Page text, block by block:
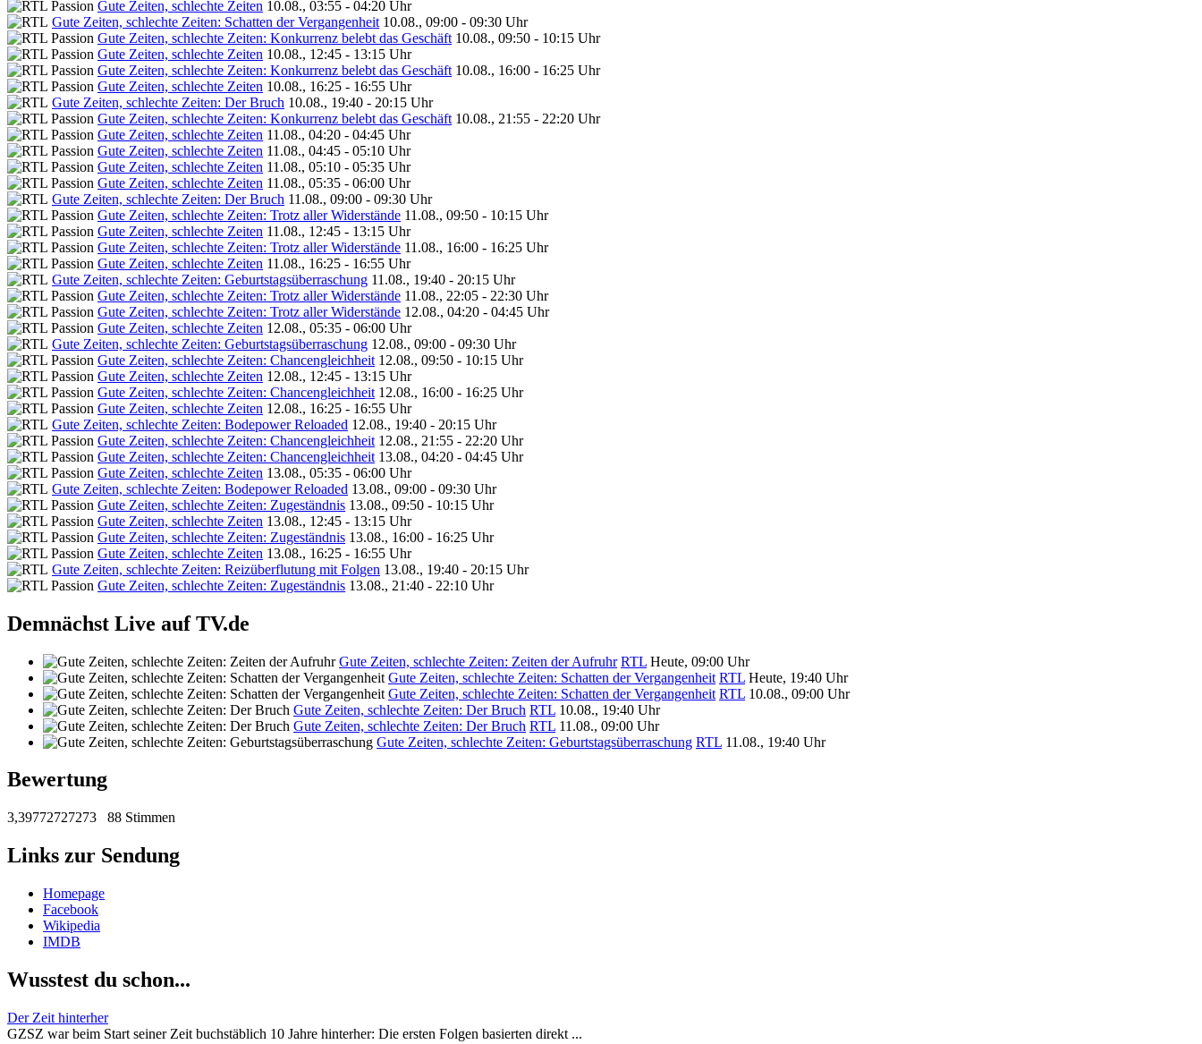
Gute Zeiten, schlechte Zeiten 10.08., 03:55 - 04:20 Uhr
Gute Zeiten, schlechte Zeiten: Schatten der Vergangenheit 10.08., 09:00 - 09:30 Uhr
Gute Zeiten, schlechte Zeiten: Konkurrenz belebt das Geschäft 10.08., 09:50 - 10:15 Uhr
Gute Zeiten, schlechte Zeiten 10.08., 12:45 - 13:15 Uhr
Gute Zeiten, schlechte Zeiten: Konkurrenz belebt das Geschäft 10.08., 16:00 - 16:25 Uhr
Gute Zeiten, schlechte Zeiten 10.08., 16:25 - 16:55 Uhr
Gute Zeiten, schlechte Zeiten: Der Bruch 10.08., 19:40 - 20:15 Uhr
Gute Zeiten, schlechte Zeiten: Konkurrenz belebt das Geschäft 10.08., 21:55 - 22:20 Uhr
Gute Zeiten, schlechte Zeiten 11.08., 04:20 - 04:45 Uhr
Gute Zeiten, schlechte Zeiten 11.08., 04:45 - 05:10 Uhr
Gute Zeiten, schlechte Zeiten 11.08., 05:10 - 05:35 Uhr
Gute Zeiten, schlechte Zeiten 11.08., 05:35 - 06:00 Uhr
Gute Zeiten, schlechte Zeiten: Der Bruch 11.08., 09:00 - 09:30 Uhr
Gute Zeiten, schlechte Zeiten: Trotz aller Widerstände 11.08., 09:50 - 10:15 Uhr
Gute Zeiten, schlechte Zeiten 11.08., 12:45 - 13:15 Uhr
Gute Zeiten, schlechte Zeiten: Trotz aller Widerstände 11.08., 16:00 - 16:25 Uhr
Gute Zeiten, schlechte Zeiten 11.08., 16:25 - 16:55 Uhr
Gute Zeiten, schlechte Zeiten: Geburtstagsüberraschung 11.08., 19:40 - 20:15 Uhr
Gute Zeiten, schlechte Zeiten: Trotz aller Widerstände 11.08., 22:05 - 22:30 Uhr
Gute Zeiten, schlechte Zeiten: Trotz aller Widerstände 12.08., 04:20 - 04:45 Uhr
Gute Zeiten, schlechte Zeiten 12.08., 05:35 - 06:00 Uhr
Gute Zeiten, schlechte Zeiten: Geburtstagsüberraschung 12.08., 09:00 - 09:30 Uhr
Gute Zeiten, schlechte Zeiten: Chancengleichheit 12.08., 09:50 - 10:15 Uhr
Gute Zeiten, schlechte Zeiten 12.08., 12:45 - 13:15 Uhr
Gute Zeiten, schlechte Zeiten: Chancengleichheit 12.08., 16:00 - 16:25 Uhr
Gute Zeiten, schlechte Zeiten 12.08., 16:25 - 16:55 Uhr
Gute Zeiten, schlechte Zeiten: Bodepower Reloaded 12.08., 19:40 - 20:15 Uhr
Gute Zeiten, schlechte Zeiten: Chancengleichheit 12.08., 21:55 - 22:20 Uhr
Gute Zeiten, schlechte Zeiten: Chancengleichheit 13.08., 04:20 - 04:45 Uhr
Gute Zeiten, schlechte Zeiten 13.08., 05:35 - 06:00 Uhr
Gute Zeiten, schlechte Zeiten: Bodepower Reloaded 13.08., 09:00 - 09:30 Uhr
Gute Zeiten, schlechte Zeiten: Zugeständnis 13.08., 09:50 - 10:15 Uhr
Gute Zeiten, schlechte Zeiten 13.08., 12:45 - 13:15 Uhr
Gute Zeiten, schlechte Zeiten: Zugeständnis 13.08., 16:00 - 16:25 Uhr
Gute Zeiten, schlechte Zeiten 13.08., 16:25 - 16:55 Uhr
Gute Zeiten, schlechte Zeiten: Reizüberflutung mit Folgen 13.08., 19:40 - 20:15 Uhr
Gute Zeiten, schlechte Zeiten: Zugeständnis 13.08., 21:40 - 22:10 Uhr
Demnächst Live auf TV.de
Gute Zeiten, schlechte Zeiten: Zeiten der Aufruhr RTL Heute, 09:00 Uhr
Gute Zeiten, schlechte Zeiten: Schatten der Vergangenheit RTL Heute, 19:40 Uhr
Gute Zeiten, schlechte Zeiten: Schatten der Vergangenheit RTL 10.08., 09:00 Uhr
Gute Zeiten, schlechte Zeiten: Der Bruch RTL 10.08., 19:40 Uhr
Gute Zeiten, schlechte Zeiten: Der Bruch RTL 11.08., 09:00 Uhr
Gute Zeiten, schlechte Zeiten: Geburtstagsüberraschung RTL 11.08., 19:40 Uhr
Bewertung
3,39772727273 88 Stimmen
Links zur Sendung
Homepage
Facebook
Wikipedia
IMDB
Wusstest du schon...
Der Zeit hinterher
GZSZ war beim Start seiner Zeit buchstäblich 10 Jahre hinterher: Die ersten Folgen basierten direkt ...